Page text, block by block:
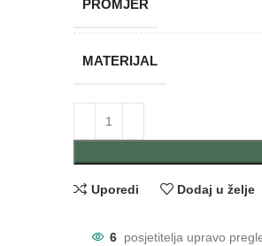
PROMJER
MATERIJAL
Uporedi Dodaj u želje
6 posjetitelja upravo